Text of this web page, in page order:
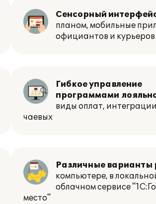
Сенсорный
планом, мобильные
официантов и курьеров
Гибкое управление
программами
виды оплат,
чаевых
Различные варианты
компьютере, в
облачном сервисе
место"